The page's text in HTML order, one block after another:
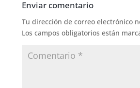
Enviar comentario
Tu dirección de correo electrónico
Los campos obligatorios están